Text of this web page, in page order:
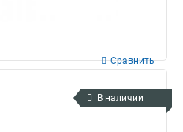
Сравнить
В наличии